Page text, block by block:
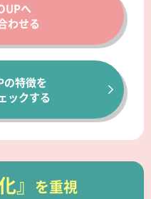
へ
わせる
の特徴を
ックする
』 を重視